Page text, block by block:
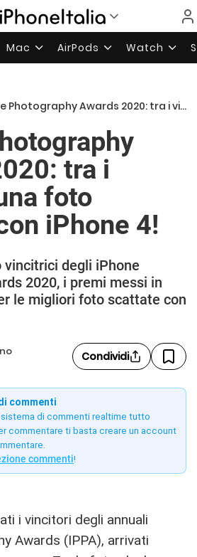
Mac AirPods Watch
Awards 2020: tra i vincitori una foto scattata con iPhone 4!
tra i
foto
iPhone 4!
degli iPhone
2020, i premi messi in
le migliori foto scattate con
Condividi
commenti
sistema di commenti realtime tutto
commentare ti basta creare un account
commenti!
i vincitori degli annuali
Awards (IPPA), arrivati